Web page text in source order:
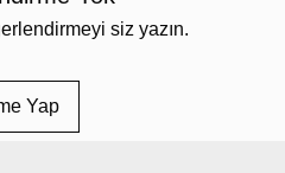
siz yazın.
Yap